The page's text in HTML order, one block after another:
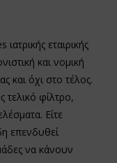
εταιρικής
και νομική
και όχι στο τέλος.
φίλτρο,
Είτε
επενδυθεί
να κάνουν